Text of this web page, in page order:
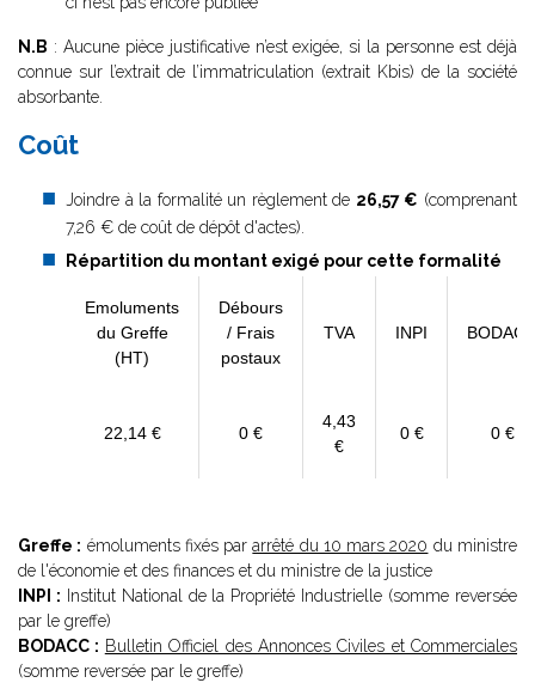
N.B : Aucune pièce justificative n’est exigée, si la personne est déjà
connue sur l’extrait de l’immatriculation (extrait Kbis) de la société
absorbante.
Coût
Joindre à la formalité un règlement de 26,57 € (comprenant
7,26 € de coût de dépôt d'actes).
Répartition du montant exigé pour cette formalité
Emoluments
du Greffe
(HT)
Débours
/ Frais
postaux
TVA INPI
22,14 € 0 €
4,43
€
0 € 0 €
Greffe : émoluments fixés pararrêté du 10 mars 2020 du ministre
de l'économie et des finances et du ministre de la justice
INPI : Institut National de la Propriété Industrielle (somme reversée
par le greffe)
BODACC : Bulletin Officiel des Annonces Civiles et Commerciales
(somme reversée par le greffe)